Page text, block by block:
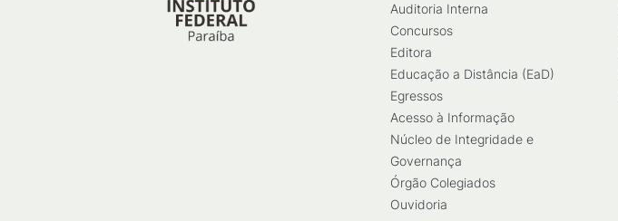
Auditoria Interna
Concursos
Editora
Educação a Distância (EaD)
Egressos
Acesso à Informação
Núcleo de Integridade e
Governança
Órgão Colegiados
Ouvidoria